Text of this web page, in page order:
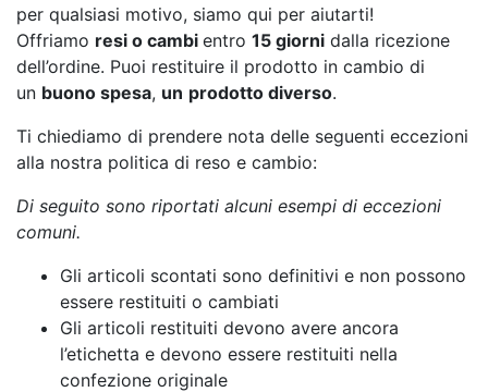
per qualsiasi motivo, siamo qui per aiutarti!
Offriamo resi o cambi entro 15 giorni dalla ricezione
dell’ordine. Puoi restituire il prodotto in cambio di
un buono spesa, un prodotto diverso.
Ti chiediamo di prendere nota delle seguenti eccezioni
alla nostra politica di reso e cambio:
Di seguito sono riportati alcuni esempi di eccezioni
comuni.
Gli articoli scontati sono definitivi e non possono
essere restituiti o cambiati
Gli articoli restituiti devono avere ancora
l’etichetta e devono essere restituiti nella
confezione originale